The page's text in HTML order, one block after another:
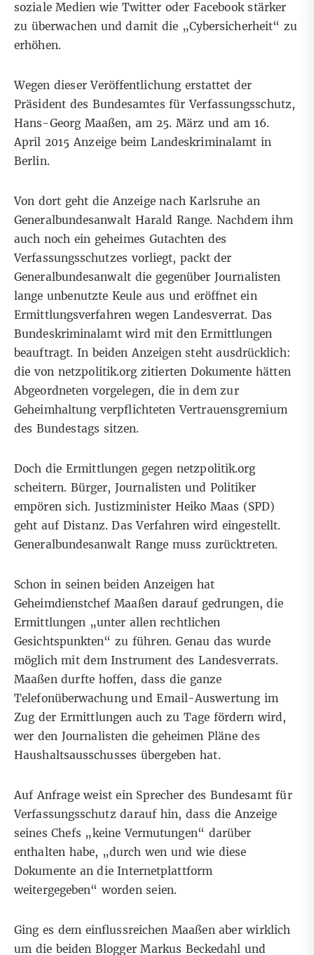
soziale Medien wie Twitter oder Facebook stärker
zu überwachen und damit die „Cybersicherheit“ zu
erhöhen.
Wegen dieser Veröffentlichung erstattet der
Präsident des Bundesamtes für Verfassungsschutz,
Hans-Georg Maaßen,am 25. März und am 16.
April 2015 Anzeigebeim Landeskriminalamt in
Berlin.
Von dort geht die Anzeige nach Karlsruhe an
Generalbundesanwalt Harald Range. Nachdem ihm
auch noch ein geheimes Gutachten des
Verfassungsschutzes vorliegt, packt der
Generalbundesanwalt die gegenüber Journalisten
lange unbenutzte Keule aus und eröffnet ein
Ermittlungsverfahren wegen Landesverrat. Das
Bundeskriminalamt wird mit den Ermittlungen
beauftragt. In beiden Anzeigen steht ausdrücklich:
die von netzpolitik.org zitierten Dokumente hätten
Abgeordneten vorgelegen, die in dem zur
Geheimhaltung verpflichteten Vertrauensgremium
des Bundestags sitzen.
Doch die Ermittlungen gegen netzpolitik.org
scheitern. Bürger, Journalisten und Politiker
empören sich. Justizminister Heiko Maas (SPD)
geht auf Distanz. Das Verfahren wird eingestellt.
Generalbundesanwalt Range muss zurücktreten.
Schon in seinen beiden Anzeigen hat
Geheimdienstchef Maaßen darauf gedrungen, die
Ermittlungen „unter allen rechtlichen
Gesichtspunkten“ zu führen. Genau das wurde
möglich mit dem Instrument des Landesverrats.
Maaßen durfte hoffen, dass die ganze
Telefonüberwachung und Email-Auswertung im
Zug der Ermittlungen auch zu Tage fördern wird,
wer den Journalisten die geheimen Pläne des
Haushaltsausschusses übergeben hat.
Auf Anfrage weist ein Sprecher des Bundesamt für
Verfassungsschutz darauf hin, dass die Anzeige
seines Chefs „keine Vermutungen“ darüber
enthalten habe, „durch wen und wie diese
Dokumente an die Internetplattform
weitergegeben“ worden seien.
Ging es dem einflussreichen Maaßen aber wirklich
um die beiden Blogger Markus Beckedahl und